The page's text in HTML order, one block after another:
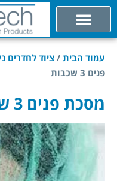
עמוד הבית / ציוד לחדרים
פנים 3 שכבות
מסכת פנים 3 שכבות